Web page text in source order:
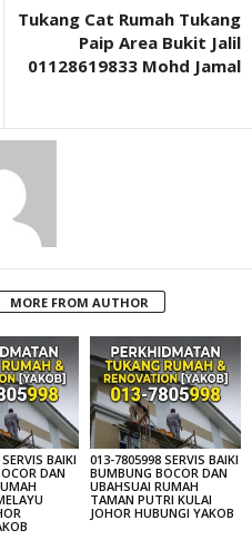
Tukang Cat Rumah Tukang
Paip Area Bukit Jalil
01128619833 Mohd Jamal
MORE FROM AUTHOR
BAIKI
DAN
013-7805998 SERVIS BAIKI
BUMBUNG BOCOR DAN
UBAHSUAI RUMAH
TAMAN PUTRI KULAI
JOHOR HUBUNGI YAKOB